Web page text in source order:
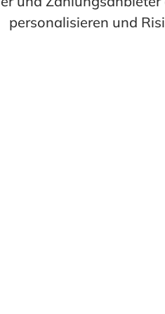
personalisieren und